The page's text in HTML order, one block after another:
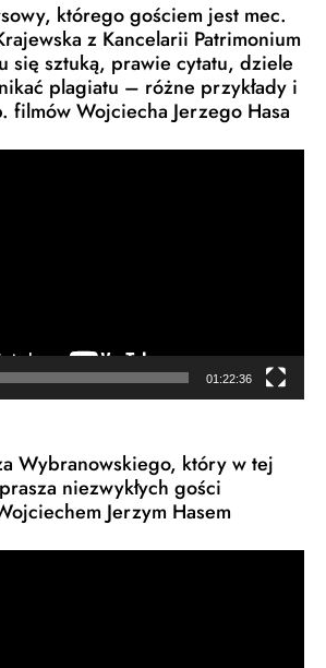
którego gościem jest mec.
z Kancelarii Patrimonium
się sztuką, prawie cytatu, dziele
plagiatu – różne przykłady i
filmów Wojciecha Jerzego Hasa
01:22:36
Wybranowskiego, który w tej
niezwykłych gości
Jerzym Hasem